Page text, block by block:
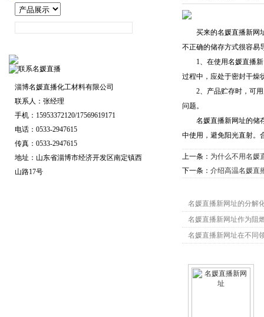
买来的名媛直播新网址
不正确的储存方式很容易
1、在使用名媛直播新
过程中，应处于密封干燥
2、产品贮存时，可用
问题。
名媛直播新网址的储存
中使用，避免阳光直射。
上一条： 为什么不用名媛
下一条：介绍高温名媛直
名媛直播新网址的分解
名媛直播新网址作为阻
名媛直播新网址在不同
淄博名媛直播化工材料有限公司
联系人：张经理
手机：15953372120/17569619171
电话：0533-2947615
传真：0533-2947615
地址：山东省淄博市经济开发区南定镇西
山路17号